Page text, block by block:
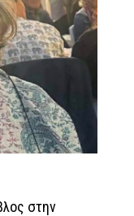
στην